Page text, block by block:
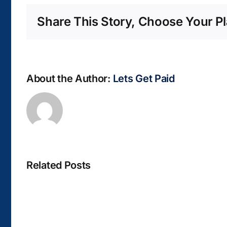
Share This Story, Choose Your
About the Author: Lets Get Paid
Related Posts